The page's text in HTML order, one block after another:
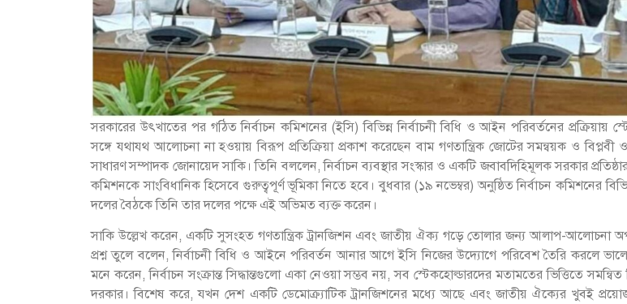
সরকারের উৎখাতের পর গঠিত নির্বাচন কমিশনের (ইসি) বিভিন্ন নির্বাচনী বিধি ও আইন পরিবর্তনের প্রক্রিয়ায়
সঙ্গে যথাযথ আলোচনা না হওয়ায় বিরূপ প্রতিক্রিয়া প্রকাশ করেছেন বাম গণতান্ত্রিক জোটের সমন্বয়ক ও বিপ্লবী
সাধারণ সম্পাদক জোনায়েদ সাকি। তিনি বললেন, নির্বাচন ব্যবস্থার সংস্কার ও একটি জবাবদিহিমূলক সরকার
কমিশনকে সাংবিধানিক হিসেবে গুরুত্বপূর্ণ ভূমিকা নিতে হবে। বুধবার (১৯ নভেম্বর) অনুষ্ঠিত নির্বাচন কমিশনের
দলের বৈঠকে তিনি তার দলের পক্ষে এই অভিমত ব্যক্ত করেন।
সাকি উল্লেখ করেন, একটি সুসংহত গণতান্ত্রিক ট্রানজিশন এবং জাতীয় ঐক্য গড়ে তোলার জন্য আলাপ-আলোচনা
প্রশ্ন তুলে বলেন, নির্বাচনী বিধি ও আইনে পরিবর্তন আনার আগে ইসি নিজের উদ্যোগে পরিবেশ তৈরি করলে
মনে করেন, নির্বাচন সংক্রান্ত সিদ্ধান্তগুলো একা নেওয়া সম্ভব নয়, সব স্টেকহোল্ডারদের মতামতের ভিত্তিতে সমন্বিত
দরকার। বিশেষ করে, যখন দেশ একটি ডেমোক্র্যাটিক ট্রানজিশনের মধ্যে আছে এবং জাতীয় ঐক্যের খুবই